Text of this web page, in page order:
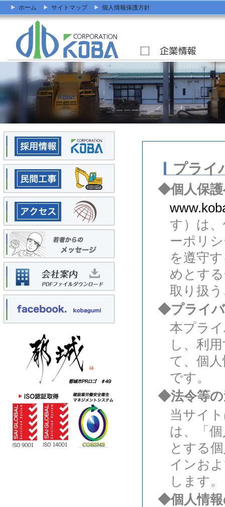
ホーム サイトマップ 個人情報保護方針
プライ
◆個人保護
す）は
ーポリ
を遵守
めとす
取り扱
◆プライ
本プラ
し、利
て、個
です。
◆法令等の
当サイ
は、「
とする
インお
します。
◆個人情報